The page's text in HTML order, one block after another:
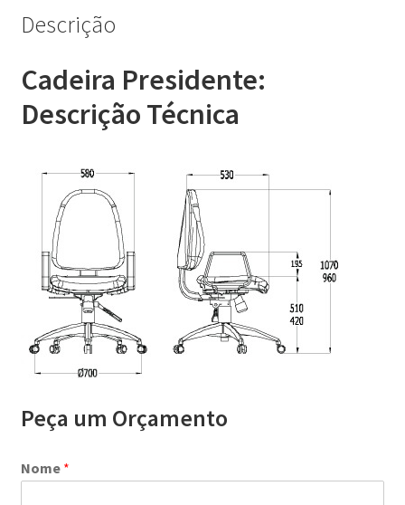
Descrição
Cadeira Presidente:
Descrição Técnica
Peça um Orçamento
Nome *